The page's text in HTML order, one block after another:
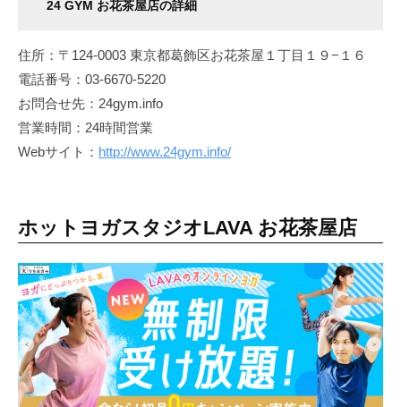
24 GYM お花茶屋店の詳細
住所：〒124-0003 東京都葛飾区お花茶屋１丁目１９−１６
電話番号：03-6670-5220
お問合せ先：24gym.info
営業時間：24時間営業
Webサイト： http://www.24gym.info/
ホットヨガスタジオLAVA お花茶屋店